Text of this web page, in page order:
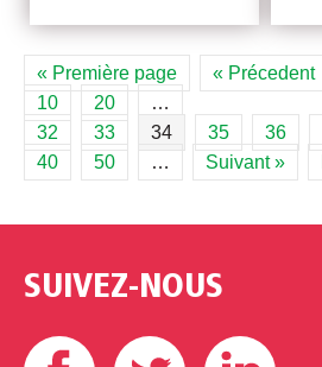
« Première page « Précedent
10
20
…
32
33 34 35 36
40
50 … Suivant »
SUIVEZ-NOUS
Facebook Twitter